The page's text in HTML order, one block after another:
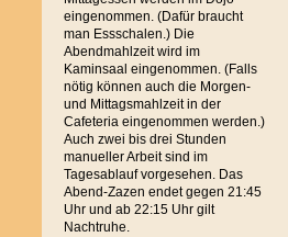
eingenommen. (Dafür braucht
man Essschalen.) Die
Abendmahlzeit wird im
Kaminsaal eingenommen. (Falls
nötig können auch die Morgen-
und Mittagsmahlzeit in der
Cafeteria eingenommen werden.)
Auch zwei bis drei Stunden
manueller Arbeit sind im
Tagesablauf vorgesehen. Das
Abend-Zazen endet gegen 21:45
Uhr und ab 22:15 Uhr gilt
Nachtruhe.